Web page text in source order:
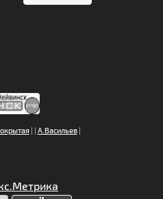
| | А.Васильев|